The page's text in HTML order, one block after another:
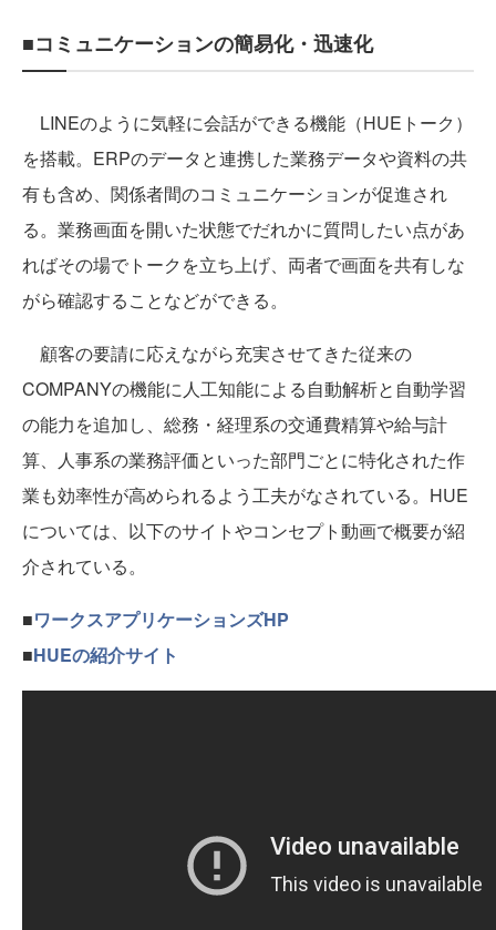
■コミュニケーションの簡易化・迅速化
LINEのように気軽に会話ができる機能（HUEトーク）
を搭載。ERPのデータと連携した業務データや資料の共
有も含め、関係者間のコミュニケーションが促進され
る。業務画面を開いた状態でだれかに質問したい点があ
ればその場でトークを立ち上げ、両者で画面を共有しな
がら確認することなどができる。
顧客の要請に応えながら充実させてきた従来の
COMPANYの機能に人工知能による自動解析と自動学習
の能力を追加し、総務・経理系の交通費精算や給与計
算、人事系の業務評価といった部門ごとに特化された作
業も効率性が高められるよう工夫がなされている。HUE
については、以下のサイトやコンセプト動画で概要が紹
介されている。
■ワークスアプリケーションズHP
■HUEの紹介サイト